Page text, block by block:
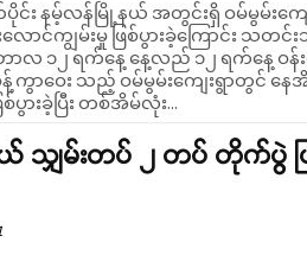
ပိုင်း နမ့်လန်မြို့နယ် အတွင်းရှိ ဝမ်မွမ်းကျ
ောင်ကျွမ်းမှု ဖြစ်ပွားခဲ့ကြောင်း သတ
လ ၁၂ ရက်နေ့ နေ့လည် ၁၂ ရက်နေ့ ဝန်
န့်ကွာဝေး သည့် ဝမ်မွမ်းကျေးရွာတွင် န
ပွားခဲ့ပြီး တစ်အိမ်လုံး...
သျှမ်းတပ် ၂ တပ် တိုက်ပွဲ